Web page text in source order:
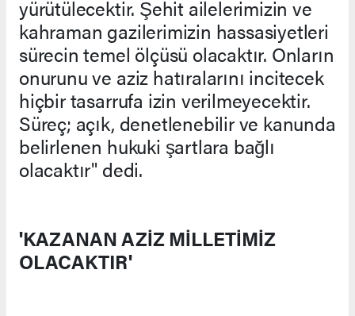
yürütülecektir. Şehit ailelerimizin ve
kahraman gazilerimizin hassasiyetleri
sürecin temel ölçüsü olacaktır. Onların
onurunu ve aziz hatıralarını incitecek
hiçbir tasarrufa izin verilmeyecektir.
Süreç; açık, denetlenebilir ve kanunda
belirlenen hukuki şartlara bağlı
olacaktır" dedi.
'KAZANAN AZİZ MİLLETİMİZ
OLACAKTIR'